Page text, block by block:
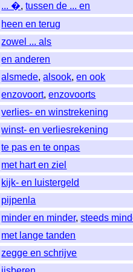
... �,tussen de ... en
heen en terug
zowel ... als
en anderen
alsmede,alsook,en ook
enzovoort,enzovoorts
verlies- en winstrekening
winst- en verliesrekening
te pas en te onpas
met hart en ziel
kijk- en luistergeld
pijpenla
minder en minder,steeds
met lange tanden
zegge en schrijve